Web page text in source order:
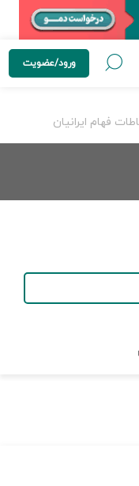
ورود/عضویت
فهام ایرانیان